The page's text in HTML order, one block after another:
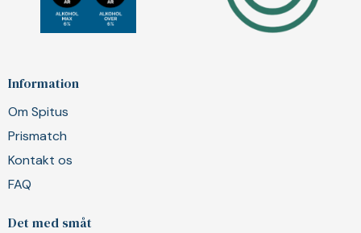
Information
Om Spitus
Prismatch
Kontakt os
FAQ
Det med småt